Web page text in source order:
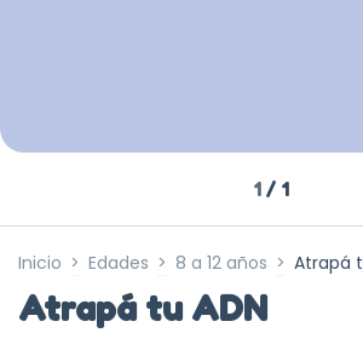
1 / 1
Inicio > Edades > 8 a 12 años > Atrapá
Atrapá tu ADN